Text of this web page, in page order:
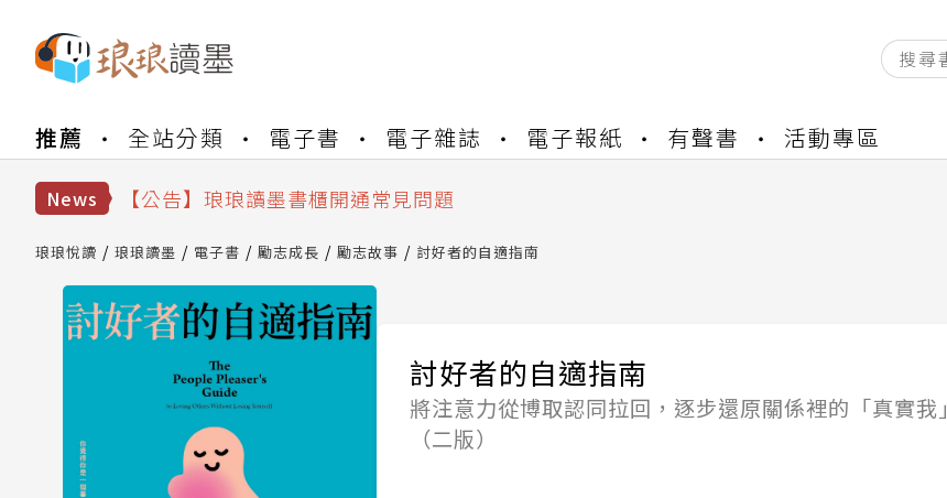
推薦 全站分類 電子書 電子雜誌 電子報紙 有聲書 活動專區
News
【公告】琅琅讀墨數位閱讀資產合併與書櫃開通申請
【公告】琅琅讀墨 3 分鐘完成書櫃開通與資產合併申請圖文教學
【公告】琅琅讀墨數位閱讀資產合併與書櫃開通申請
琅琅悅讀 琅琅讀墨 電子書 勵志成長 勵志故事 討好者的自適指南
討好者的自適指南
將注意力從博取認同拉回，逐步還原關係裡的「真實我」
（二版）